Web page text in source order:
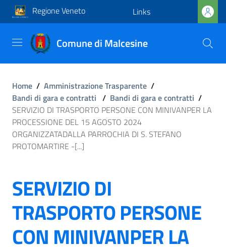
Regione Veneto Links
Comune di Malcesine
Home / Amministrazione Trasparente /
Bandi di gara e contratti / Bandi di gara e contratti /
SERVIZIO DI TRASPORTO PERSONE CON MINIVANPER LA
PROCESSIONE DEL 15 AGOSTO 2024
ORGANIZZATADALLA PARROCHIA DI S. STEFANO
PROTOMARTIRE -[...]
SERVIZIO DI
TRASPORTO PERSONE
CON MINIVANPER LA